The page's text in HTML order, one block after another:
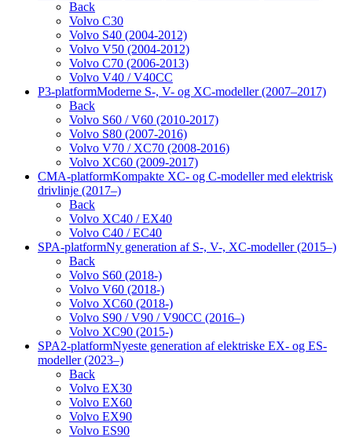
Back
Volvo C30
Volvo S40 (2004-2012)
Volvo V50 (2004-2012)
Volvo C70 (2006-2013)
Volvo V40 / V40CC
P3-platformModerne S-, V- og XC-modeller (2007–2017)
Back
Volvo S60 / V60 (2010-2017)
Volvo S80 (2007-2016)
Volvo V70 / XC70 (2008-2016)
Volvo XC60 (2009-2017)
CMA-platformKompakte XC- og C-modeller med elektrisk
drivlinje (2017–)
Back
Volvo XC40 / EX40
Volvo C40 / EC40
SPA-platformNy generation af S-, V-, XC-modeller (2015–)
Back
Volvo S60 (2018-)
Volvo V60 (2018-)
Volvo XC60 (2018-)
Volvo S90 / V90 / V90CC (2016–)
Volvo XC90 (2015-)
SPA2-platformNyeste generation af elektriske EX- og ES-
modeller (2023–)
Back
Volvo EX30
Volvo EX60
Volvo EX90
Volvo ES90